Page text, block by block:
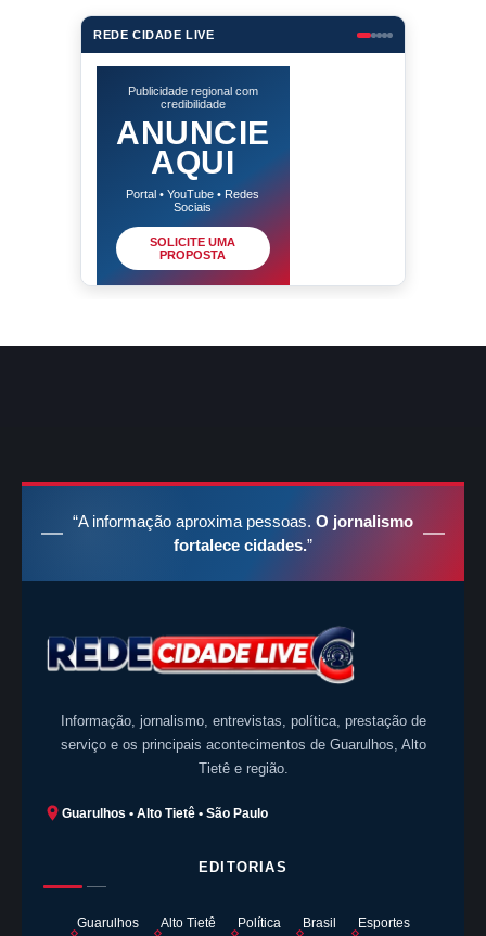
REDE CIDADE LIVE
Publicidade regional com
credibilidade
ANUNCIE
AQUI
Portal • YouTube • Redes
Sociais
SOLICITE UMA
PROPOSTA
“A informação aproxima pessoas. O jornalismo
fortalece cidades.”
Informação, jornalismo, entrevistas, política, prestação de
serviço e os principais acontecimentos de Guarulhos, Alto
Tietê e região.
Guarulhos • Alto Tietê • São Paulo
EDITORIAS
Guarulhos Alto Tietê Política Brasil
Esportes